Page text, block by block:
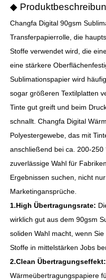
◆
Changfa Digital 90gsm
Transferpapierrolle, die
Stoffe verwendet wird, die
eine stärkere
Sublimationspapier wird
sogar größeren Textilplatten
Tinte gut greift und beim
schnallt. Changfa Digital
Polyestergewebe, das mit
anschließend bei ca. 200-
zuverlässige Wahl für
Ergebnissen suchen, nicht
Marketingansprüche.
1.High Übertragungsrate:
wirklich gut aus dem 90gsm
soliden Wahl macht, wenn
Stoffe in mittelstärken Jobs
2.Clean Übertragungseffekt:
Wärmeübertragungspapiere